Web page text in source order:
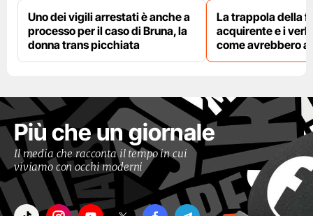
Uno dei vigili arrestati è anche a
processo per il caso di Bruna, la
donna trans picchiata
La trappola della
acquirente e i
come avrebbero
Più che un giornale
Il media che racconta il tempo in cui
viviamo con occhi moderni